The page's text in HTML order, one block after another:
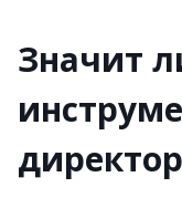
Значит